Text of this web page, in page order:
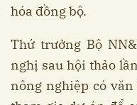
hóa đồng bộ.
Thứ trưởng Bộ
nghị sau hội thảo
nông nghiệp có